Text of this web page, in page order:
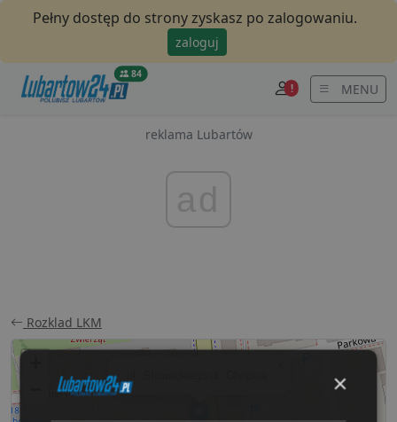
Pełny dostęp do strony zyskasz po zalogowaniu.
zaloguj
84
! MENU
reklama Lubartów
Rozklad LKM
×